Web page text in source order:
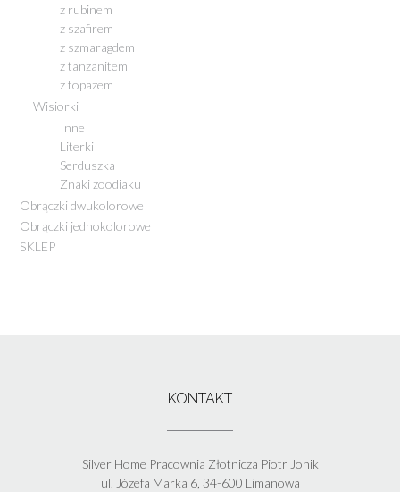
z rubinem
z szafirem
z szmaragdem
z tanzanitem
z topazem
Wisiorki
Inne
Literki
Serduszka
Znaki zoodiaku
Obrączki dwukolorowe
Obrączki jednokolorowe
SKLEP
KONTAKT
Silver Home Pracownia Złotnicza Piotr Jonik
ul. Józefa Marka 6, 34-600 Limanowa